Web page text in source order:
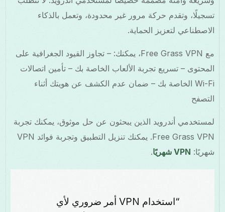
تسجيلًا، وتقدم حركة مرور غير محدودة، وتعمل بالذكاء
الاصطناعي لتعزيز الحماية.
مع Free Grass VPN، يمكنك: – تجاوز القيود الجغرافية على
المحتوى – تسريع تجربة الألعاب الخاصة بك – تأمين اتصالات
Wi-Fi الخاصة بك – ضمان عدم الكشف عن هويتك أثناء
التصفح
لمستخدمي أندرويد الذين يبحثون عن حل موثوق، يمكنك تجربة
Free Grass VPN. يمكنك تنزيل التطبيق وتجربة فوائد VPN
شهريًا: VPN شهريًا .
“استخدام VPN أمر ضروري لأي